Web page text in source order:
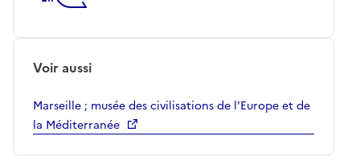
Voir aussi
Marseille ; musée des civilisations de l'Europe et de
la Méditerranée